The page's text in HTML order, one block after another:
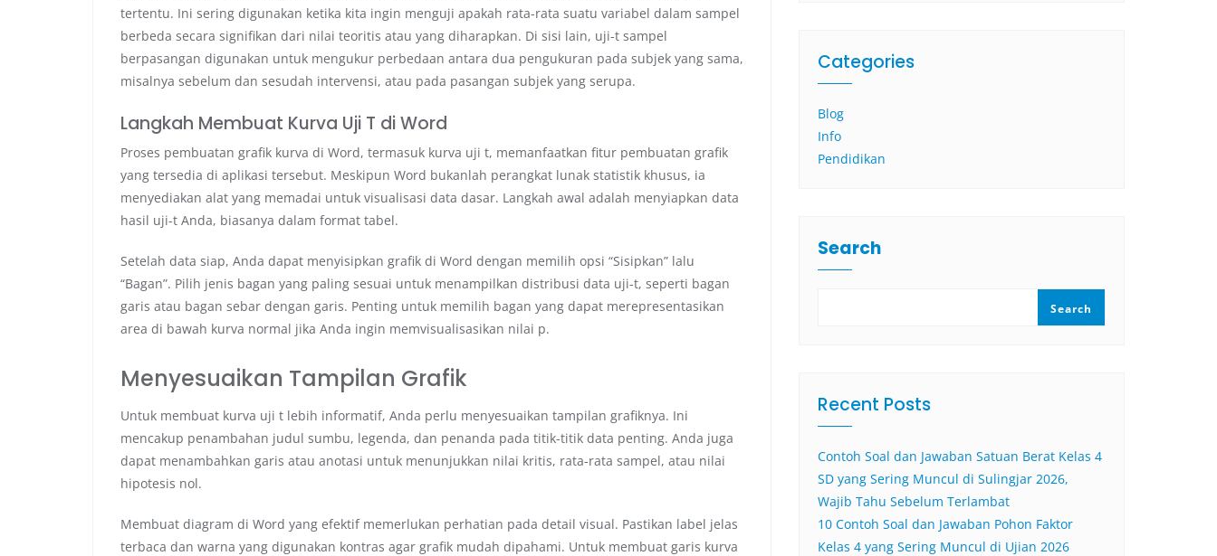
tertentu. Ini sering digunakan ketika kita ingin menguji apakah rata-rata suatu variabel dalam sampel
berbeda secara signifikan dari nilai teoritis atau yang diharapkan. Di sisi lain, uji-t sampel
berpasangan digunakan untuk mengukur perbedaan antara dua pengukuran pada subjek yang sama,
misalnya sebelum dan sesudah intervensi, atau pada pasangan subjek yang serupa.
Langkah Membuat Kurva Uji T di Word
Proses pembuatan grafik kurva di Word, termasuk kurva uji t, memanfaatkan fitur pembuatan grafik
yang tersedia di aplikasi tersebut. Meskipun Word bukanlah perangkat lunak statistik khusus, ia
menyediakan alat yang memadai untuk visualisasi data dasar. Langkah awal adalah menyiapkan data
hasil uji-t Anda, biasanya dalam format tabel.
Setelah data siap, Anda dapat menyisipkan grafik di Word dengan memilih opsi “Sisipkan” lalu
“Bagan”. Pilih jenis bagan yang paling sesuai untuk menampilkan distribusi data uji-t, seperti bagan
garis atau bagan sebar dengan garis. Penting untuk memilih bagan yang dapat merepresentasikan
area di bawah kurva normal jika Anda ingin memvisualisasikan nilai p.
Menyesuaikan Tampilan Grafik
Untuk membuat kurva uji t lebih informatif, Anda perlu menyesuaikan tampilan grafiknya. Ini
mencakup penambahan judul sumbu, legenda, dan penanda pada titik-titik data penting. Anda juga
dapat menambahkan garis atau anotasi untuk menunjukkan nilai kritis, rata-rata sampel, atau nilai
hipotesis nol.
Membuat diagram di Word yang efektif memerlukan perhatian pada detail visual. Pastikan label jelas
terbaca dan warna yang digunakan kontras agar grafik mudah dipahami. Untuk membuat garis kurva
Categories
Blog
Info
Pendidikan
Search
Search
Recent Posts
Contoh Soal dan Jawaban Satuan Berat Kelas 4
SD yang Sering Muncul di Sulingjar 2026,
Wajib Tahu Sebelum Terlambat
10 Contoh Soal dan Jawaban Pohon Faktor
Kelas 4 yang Sering Muncul di Ujian 2026